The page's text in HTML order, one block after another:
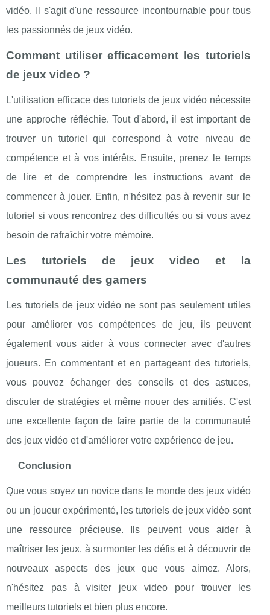
vidéo. Il s'agit d'une ressource incontournable pour tous
les passionnés de jeux vidéo.
Comment utiliser efficacement les tutoriels
de jeux video ?
L'utilisation efficace des tutoriels de jeux vidéo nécessite
une approche réfléchie. Tout d'abord, il est important de
trouver un tutoriel qui correspond à votre niveau de
compétence et à vos intérêts. Ensuite, prenez le temps
de lire et de comprendre les instructions avant de
commencer à jouer. Enfin, n'hésitez pas à revenir sur le
tutoriel si vous rencontrez des difficultés ou si vous avez
besoin de rafraîchir votre mémoire.
Les tutoriels de jeux video et la
communauté des gamers
Les tutoriels de jeux vidéo ne sont pas seulement utiles
pour améliorer vos compétences de jeu, ils peuvent
également vous aider à vous connecter avec d'autres
joueurs. En commentant et en partageant des tutoriels,
vous pouvez échanger des conseils et des astuces,
discuter de stratégies et même nouer des amitiés. C'est
une excellente façon de faire partie de la communauté
des jeux vidéo et d'améliorer votre expérience de jeu.
Conclusion
Que vous soyez un novice dans le monde des jeux vidéo
ou un joueur expérimenté, les tutoriels de jeux vidéo sont
une ressource précieuse. Ils peuvent vous aider à
maîtriser les jeux, à surmonter les défis et à découvrir de
nouveaux aspects des jeux que vous aimez. Alors,
n'hésitez pas à visiter jeux video pour trouver les
meilleurs tutoriels et bien plus encore.